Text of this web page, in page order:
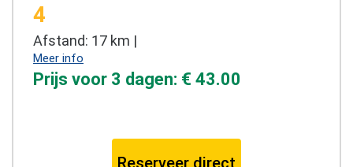
4
Afstand: 17 km |
Meer info
Prijs voor 3 dagen: € 43.00
Reserveer direct